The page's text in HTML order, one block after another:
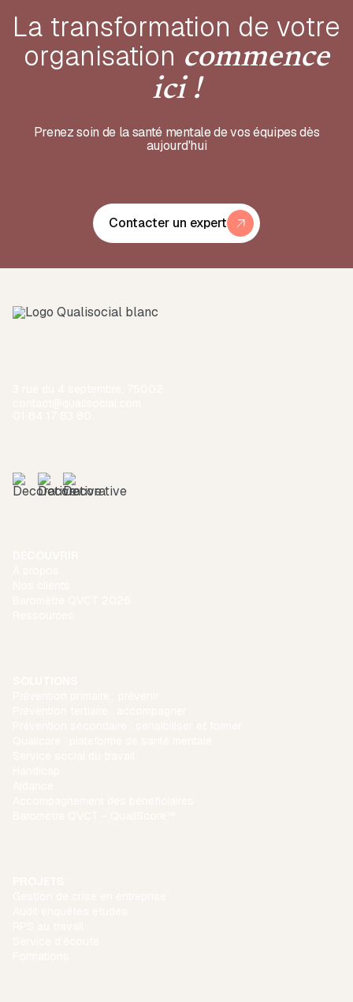
La transformation de votre
organisation commence
ici !
Prenez soin de la santé mentale de vos équipes dès
aujourd'hui
Contacter un expert